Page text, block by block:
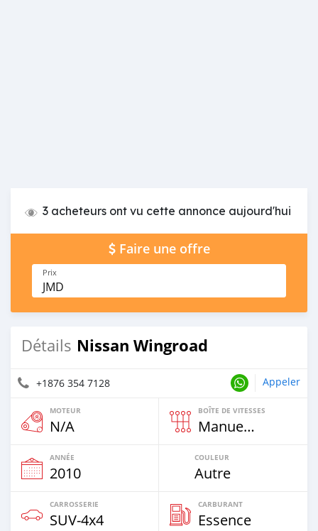
3 acheteurs ont vu cette annonce aujourd'hui
Faire une offre
Prix
JMD
Détails Nissan Wingroad
+1876 354 7128 Appeler
MOTEUR
N/A
BOÎTE DE VITESSES
Manuelle
ANNÉE
2010
COULEUR
Autre
CARROSSERIE
SUV‒4x4
CARBURANT
Essence